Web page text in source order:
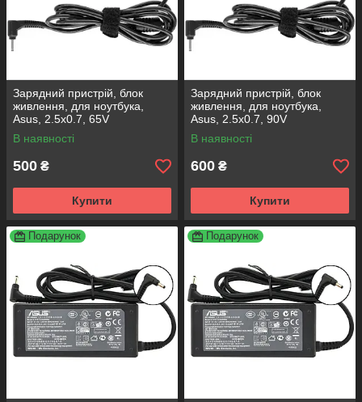
Зарядний пристрій, блок
живлення, для ноутбука,
Asus, 2.5x0.7, 65V
В наявності
500 ₴
Купити
Зарядний пристрій, блок
живлення, для ноутбука,
Asus, 2.5x0.7, 90V
В наявності
600 ₴
Купити
Подарунок Подарунок